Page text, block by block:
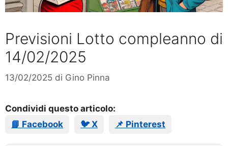
Previsioni Lotto compleanno di
14/02/2025
13/02/2025 di Gino Pinna
Condividi questo articolo:
📘 Facebook
🐦 X 📌 Pinterest